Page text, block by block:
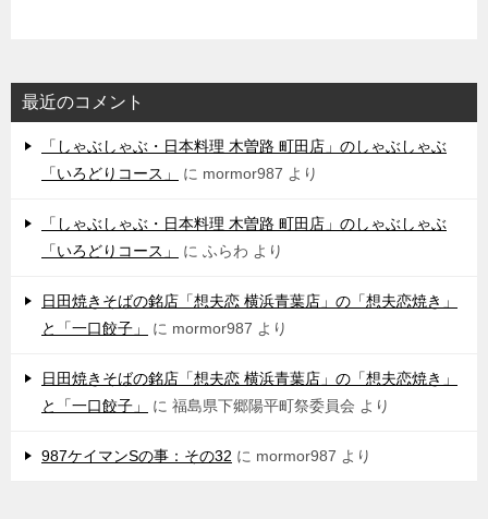
最近のコメント
「しゃぶしゃぶ・日本料理 木曽路 町田店」のしゃぶしゃぶ
「いろどりコース」
に mormor987 より
「しゃぶしゃぶ・日本料理 木曽路 町田店」のしゃぶしゃぶ
「いろどりコース」
に ふらわ より
日田焼きそばの銘店「想夫恋 横浜青葉店」の「想夫恋焼き」
と「一口餃子」
に mormor987 より
日田焼きそばの銘店「想夫恋 横浜青葉店」の「想夫恋焼き」
と「一口餃子」
に 福島県下郷陽平町祭委員会 より
987ケイマンSの事：その32 に mormor987 より